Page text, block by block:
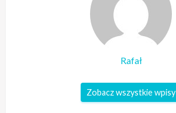
Rafał
Zobacz wszystkie wpisy